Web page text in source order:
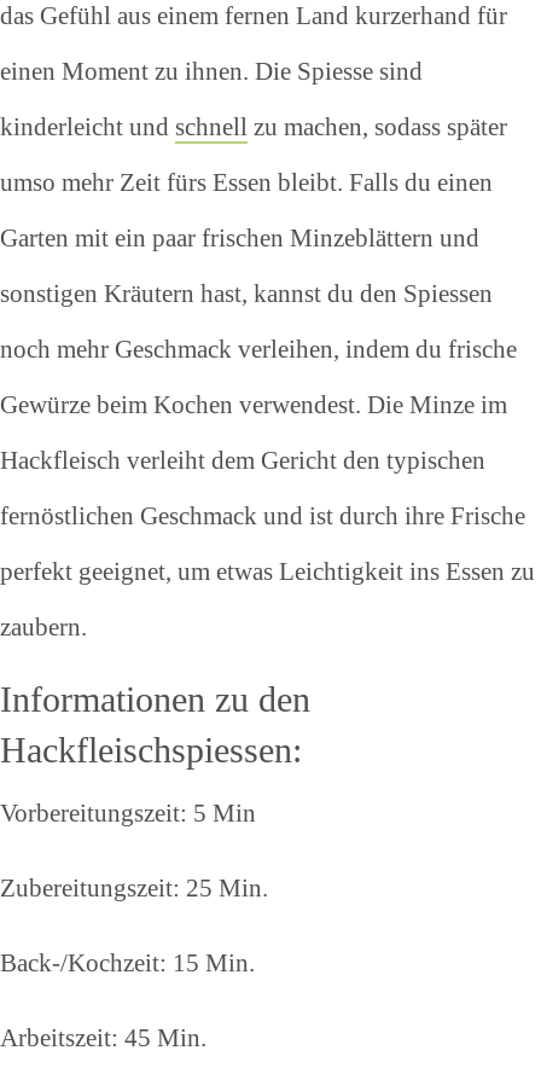
das Gefühl aus einem fernen Land kurzerhand für
einen Moment zu ihnen. Die Spiesse sind
kinderleicht und schnell zu machen, sodass später
umso mehr Zeit fürs Essen bleibt. Falls du einen
Garten mit ein paar frischen Minzeblättern und
sonstigen Kräutern hast, kannst du den Spiessen
noch mehr Geschmack verleihen, indem du frische
Gewürze beim Kochen verwendest. Die Minze im
Hackfleisch verleiht dem Gericht den typischen
fernöstlichen Geschmack und ist durch ihre Frische
perfekt geeignet, um etwas Leichtigkeit ins Essen zu
zaubern.
Informationen zu den
Hackfleischspiessen:
Vorbereitungszeit: 5 Min
Zubereitungszeit: 25 Min.
Back-/Kochzeit: 15 Min.
Arbeitszeit: 45 Min.